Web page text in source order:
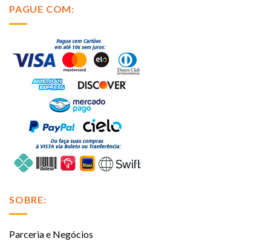
PAGUE COM:
SOBRE:
Parceria e Negócios